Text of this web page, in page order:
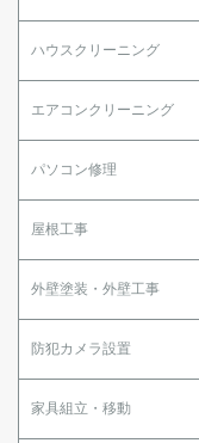
ハウスクリーニング
エアコンクリーニング
パソコン修理
屋根工事
外壁塗装・外壁工事
防犯カメラ設置
家具組立・移動